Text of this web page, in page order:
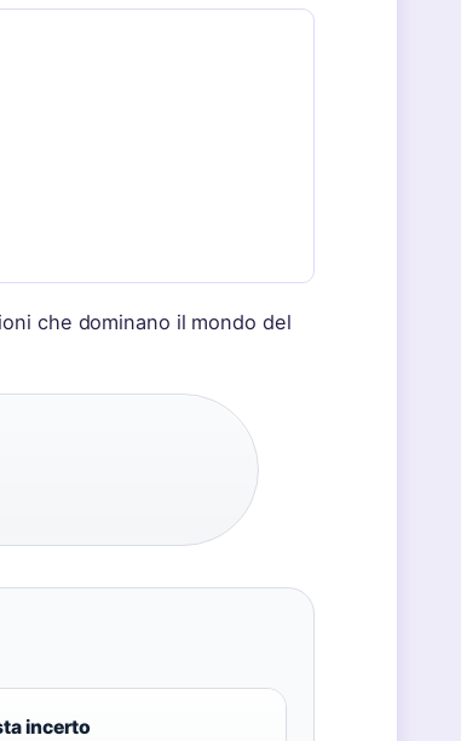
che dominano il mondo del
incerto